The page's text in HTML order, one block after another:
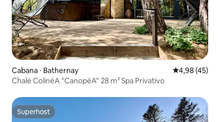
Cabana ⋅ Bathernay 4,98 de uma
4,98 (45)
Chalé ColinéA "CanopéA" 28 m² Spa Privativo
Superhost
Superhost